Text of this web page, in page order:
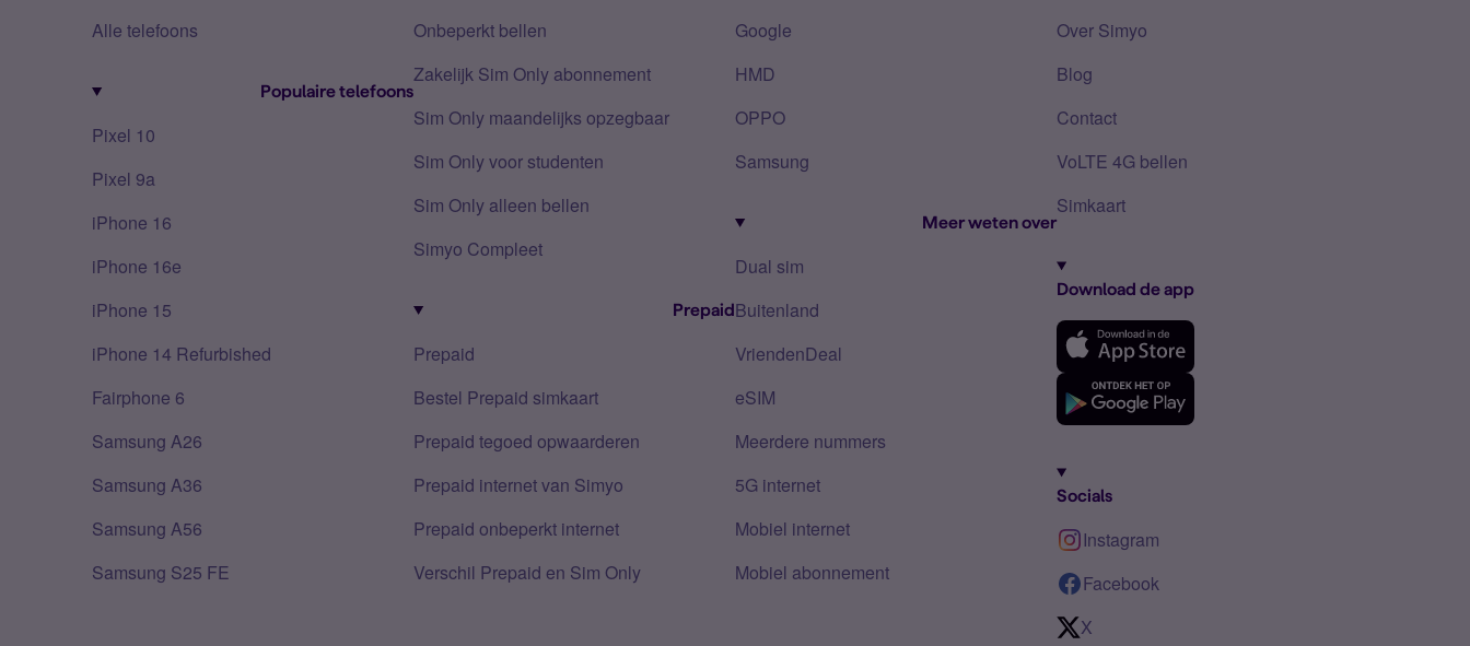
Alle telefoons
Populaire telefoons
Pixel 10
Pixel 9a
iPhone 16
iPhone 16e
iPhone 15
iPhone 14 Refurbished
Fairphone 6
Samsung A26
Samsung A36
Samsung A56
Samsung S25 FE
Onbeperkt bellen
Zakelijk Sim Only abonnement
Sim Only maandelijks opzegbaar
Sim Only voor studenten
Sim Only alleen bellen
Simyo Compleet
Prepaid
Prepaid
Bestel Prepaid simkaart
Prepaid tegoed opwaarderen
Prepaid internet van Simyo
Prepaid onbeperkt internet
Verschil Prepaid en Sim Only
Google
HMD
OPPO
Samsung
Meer weten over
Dual sim
Buitenland
VriendenDeal
eSIM
Meerdere nummers
5G internet
Mobiel internet
Mobiel abonnement
Over Simyo
Blog
Contact
VoLTE 4G bellen
Simkaart
Download de app
Socials
Instagram
Facebook
X